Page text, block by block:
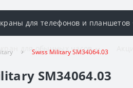
для телефонов и планшетов
для обычных часов
Swiss Military SM34064.03
SM34064.03